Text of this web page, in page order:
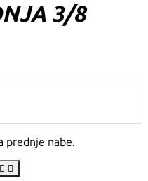
3/8
prednje nabe.
 